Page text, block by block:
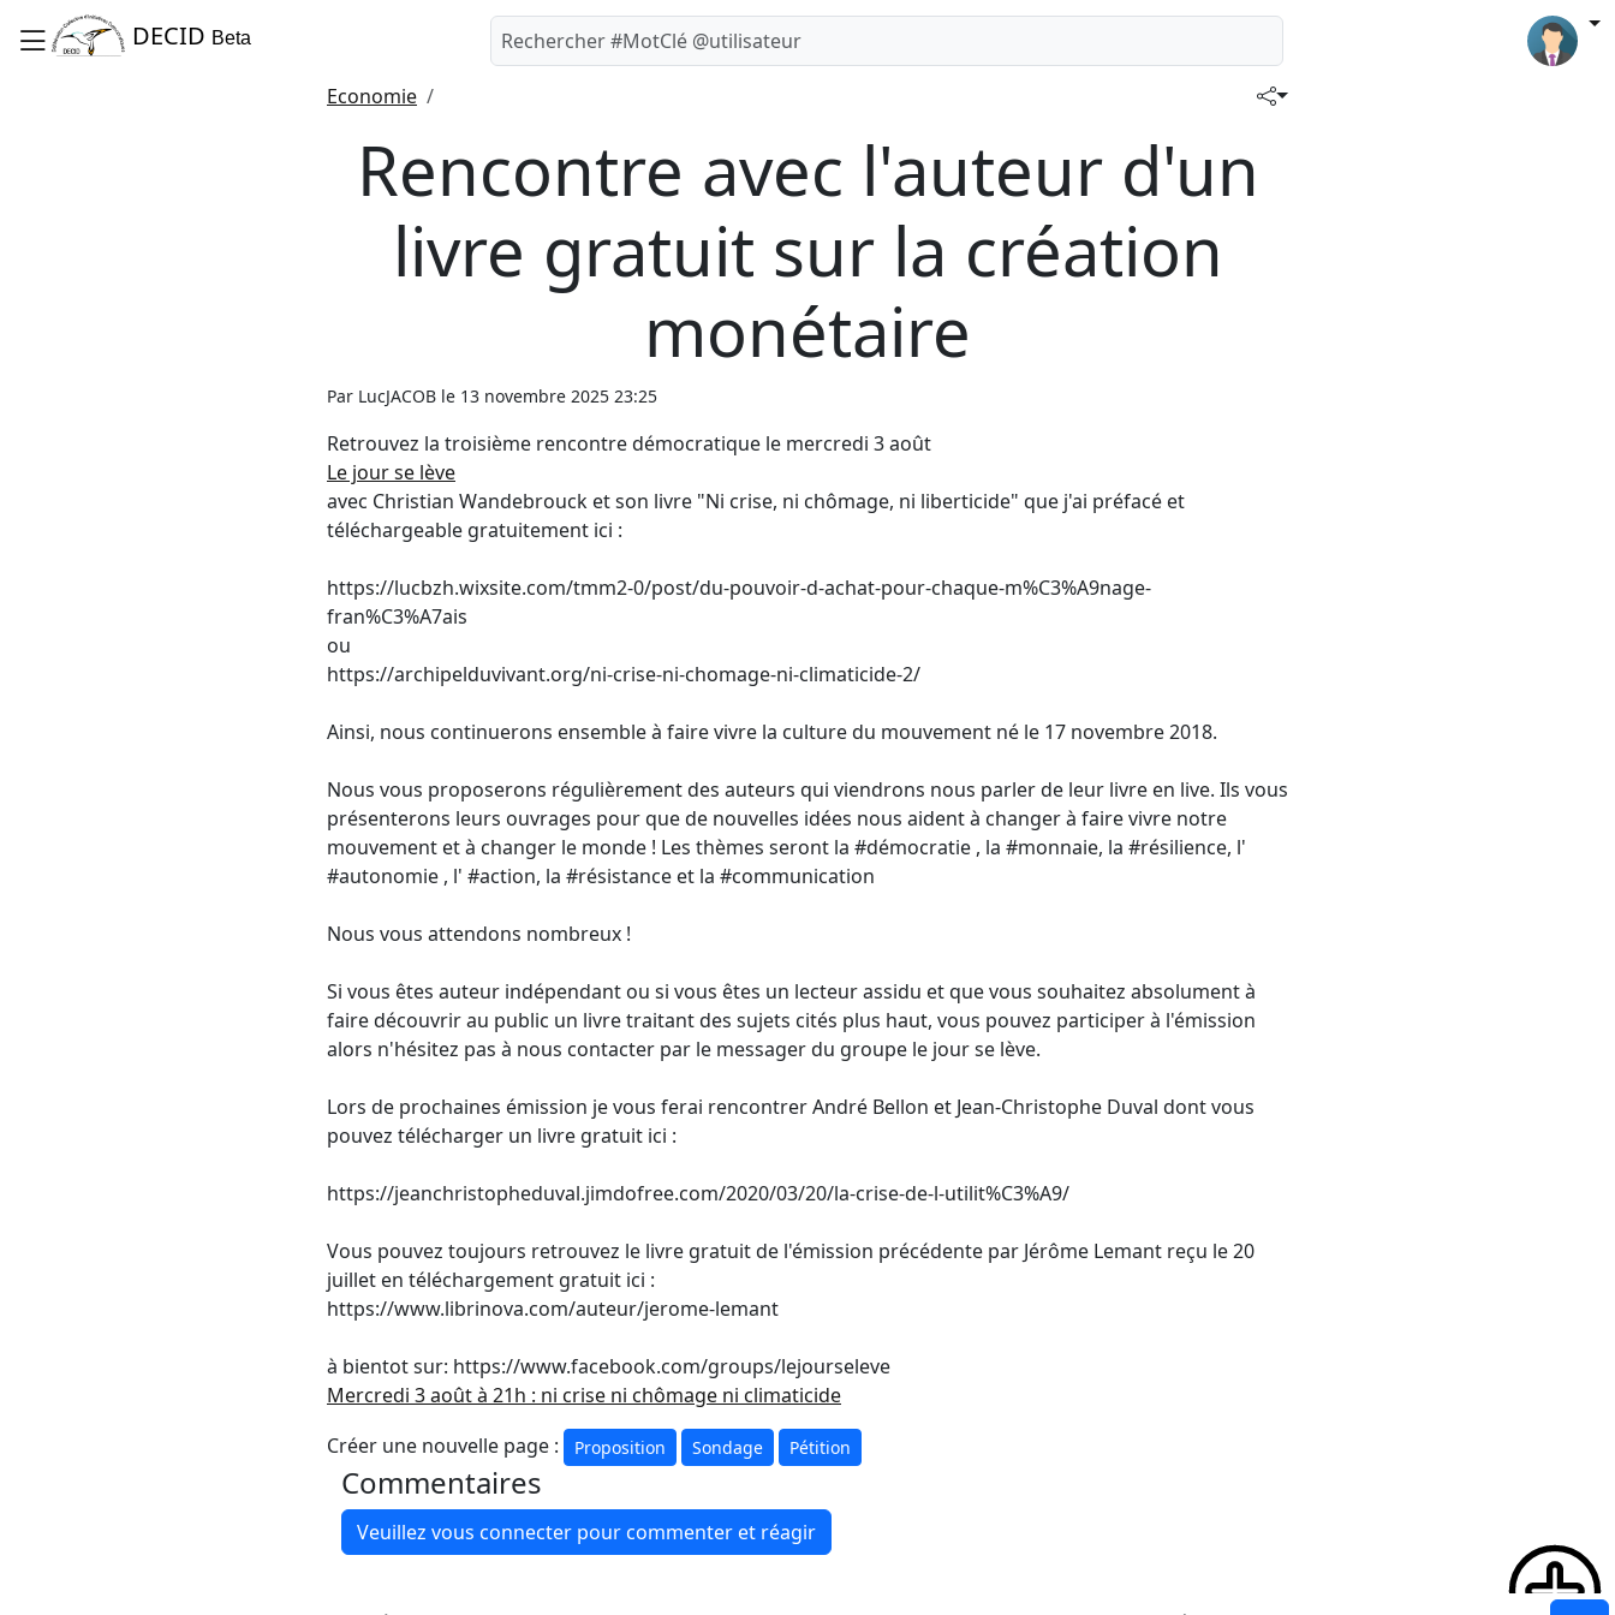
DECID Beta
Economie
Rencontre avec l'auteur d'un
livre gratuit sur la création
monétaire
Par LucJACOB le 13 novembre 2025 23:25
Retrouvez la troisième rencontre démocratique le mercredi 3 août
Le jour se lève
avec Christian Wandebrouck et son livre "Ni crise, ni chômage, ni liberticide" que j'ai préfacé et
téléchargeable gratuitement ici :
https://lucbzh.wixsite.com/tmm2-0/post/du-pouvoir-d-achat-pour-chaque-m%C3%A9nage-
fran%C3%A7ais
ou
https://archipelduvivant.org/ni-crise-ni-chomage-ni-climaticide-2/
Ainsi, nous continuerons ensemble à faire vivre la culture du mouvement né le 17 novembre 2018.
Nous vous proposerons régulièrement des auteurs qui viendrons nous parler de leur livre en live. Ils vous
présenterons leurs ouvrages pour que de nouvelles idées nous aident à changer à faire vivre notre
mouvement et à changer le monde ! Les thèmes seront la #démocratie , la #monnaie, la #résilience, l'
#autonomie , l' #action, la #résistance et la #communication
Nous vous attendons nombreux !
Si vous êtes auteur indépendant ou si vous êtes un lecteur assidu et que vous souhaitez absolument à
faire découvrir au public un livre traitant des sujets cités plus haut, vous pouvez participer à l'émission
alors n'hésitez pas à nous contacter par le messager du groupe le jour se lève.
Lors de prochaines émission je vous ferai rencontrer André Bellon et Jean-Christophe Duval dont vous
pouvez télécharger un livre gratuit ici :
https://jeanchristopheduval.jimdofree.com/2020/03/20/la-crise-de-l-utilit%C3%A9/
Vous pouvez toujours retrouvez le livre gratuit de l'émission précédente par Jérôme Lemant reçu le 20
juillet en téléchargement gratuit ici :
https://www.librinova.com/auteur/jerome-lemant
à bientot sur: https://www.facebook.com/groups/lejourseleve
Mercredi 3 août à 21h : ni crise ni chômage ni climaticide
Créer une nouvelle page :
Proposition Sondage Pétition
Commentaires
Veuillez vous connecter pour commenter et réagir